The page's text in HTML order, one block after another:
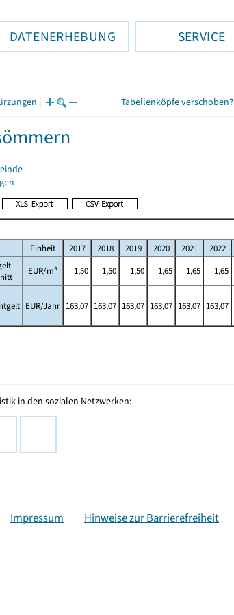
DATENERHEBUNG SERVICE
| Tabellenköpfe verschoben?
Einheit 2017 2018 2019 2020 2021 2022
EUR/m³ 1,50 1,50 1,50 1,65 1,65 1,65
EUR/Jahr 163,07 163,07 163,07 163,07 163,07 163,07
in den sozialen Netzwerken:
Impressum Hinweise zur Barrierefreiheit